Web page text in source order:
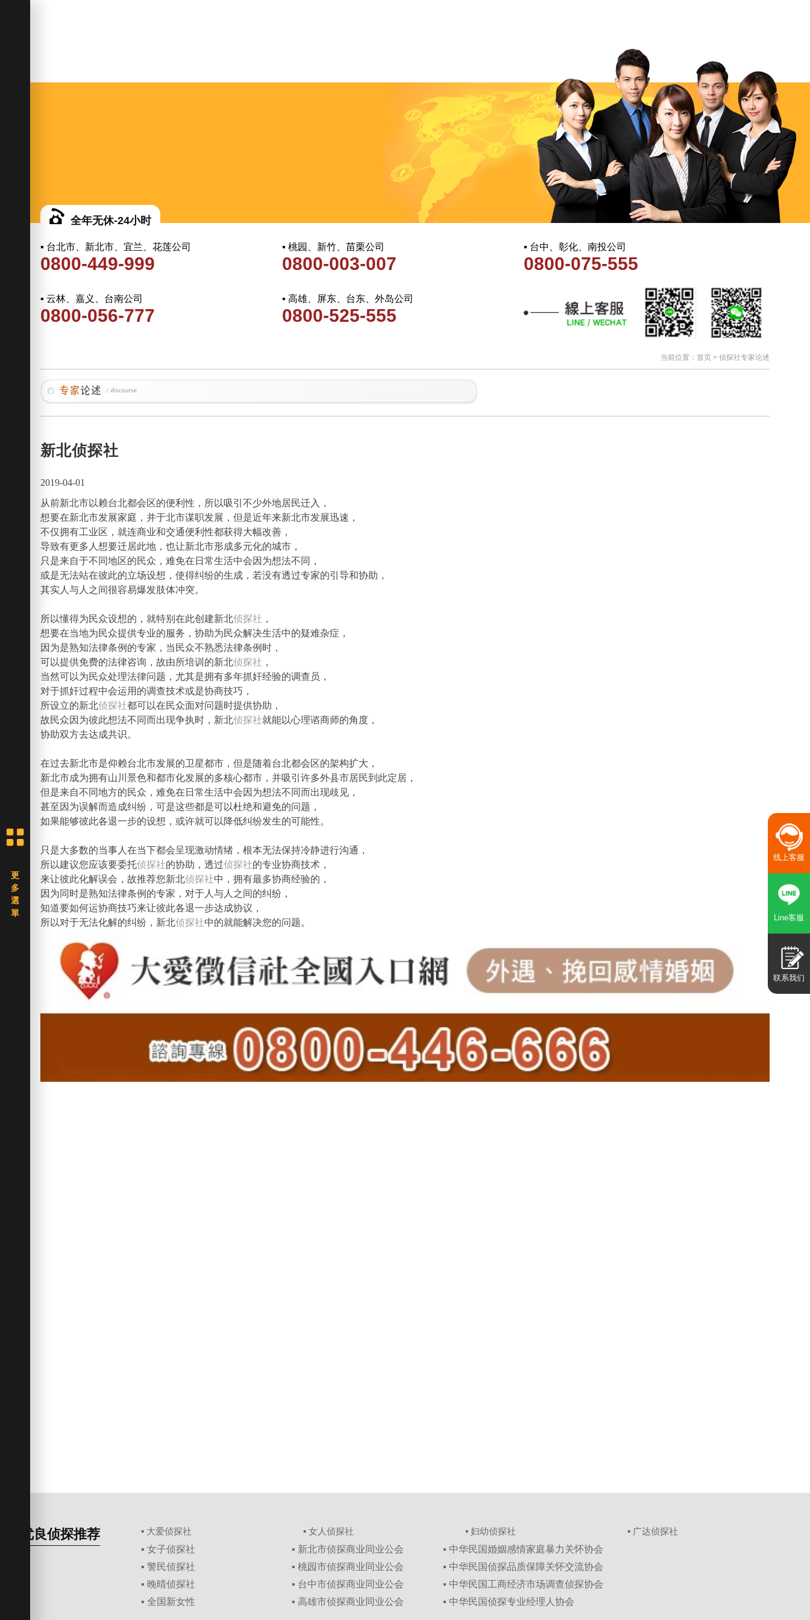
当前位置： 首页> 侦探社专家论述
全年无休-24小时
▪ 台北市、新北市、宜兰、花莲公司
0800-449-999
▪ 桃园、新竹、苗栗公司
0800-003-007
▪ 台中、彰化、南投公司
0800-075-555
▪ 云林、嘉义、台南公司
0800-056-777
▪ 高雄、屏东、台东、外岛公司
0800-525-555
新北侦探社
2019-04-01
从前新北市以赖台北都会区的便利性，所以吸引不少外地居民迁入，
想要在新北市发展家庭，并于北市谋职发展，但是近年来新北市发展迅速，
不仅拥有工业区，就连商业和交通便利性都获得大幅改善，
导致有更多人想要迁居此地，也让新北市形成多元化的城市，
只是来自于不同地区的民众，难免在日常生活中会因为想法不同，
或是无法站在彼此的立场设想，使得纠纷的生成，若没有透过专家的引导和协助，
其实人与人之间很容易爆发肢体冲突。
所以懂得为民众设想的，就特别在此创建新北侦探社 ，
想要在当地为民众提供专业的服务，协助为民众解决生活中的疑难杂症，
因为是熟知法律条例的专家，当民众不熟悉法律条例时，
可以提供免费的法律咨询，故由所培训的新北侦探社 ，
当然可以为民众处理法律问题，尤其是拥有多年抓奸经验的调查员，
对于抓奸过程中会运用的调查技术或是协商技巧，
所设立的新北侦探社都可以在民众面对问题时提供协助，
故民众因为彼此想法不同而出现争执时，新北侦探社就能以心理谘商师的角度，
协助双方去达成共识。
在过去新北市是仰赖台北市发展的卫星都市，但是随着台北都会区的架构扩大，
新北市成为拥有山川景色和都市化发展的多核心都市，并吸引许多外县市居民到此定居，
但是来自不同地方的民众，难免在日常生活中会因为想法不同而出现歧见，
甚至因为误解而造成纠纷，可是这些都是可以杜绝和避免的问题，
如果能够彼此各退一步的设想，或许就可以降低纠纷发生的可能性。
只是大多数的当事人在当下都会呈现激动情绪，根本无法保持冷静进行沟通，
所以建议您应该要委托侦探社的协助，透过侦探社的专业协商技术，
来让彼此化解误会，故推荐您新北侦探社中，拥有最多协商经验的，
因为同时是熟知法律条例的专家，对于人与人之间的纠纷，
知道要如何运协商技巧来让彼此各退一步达成协议，
所以对于无法化解的纠纷，新北侦探社中的就能解决您的问题。
优良侦探推荐 ▪ 大爱侦探社 ▪ 女人侦探社 ▪ 妇幼侦探社 ▪ 广达侦探社
▪ 女子侦探社
▪ 警民侦探社
▪ 晚晴侦探社
▪ 全国新女性
▪ 新北市侦探商业同业公会
▪ 桃园市侦探商业同业公会
▪ 台中市侦探商业同业公会
▪ 高雄市侦探商业同业公会
▪ 中华民国婚姻感情家庭暴力关怀协会
▪ 中华民国侦探品质保障关怀交流协会
▪ 中华民国工商经济市场调查侦探协会
▪ 中华民国侦探专业经理人协会
线上客服
Line客服
联系我们